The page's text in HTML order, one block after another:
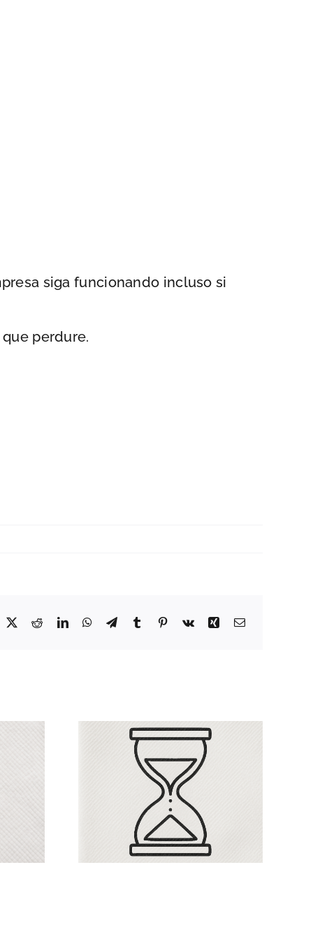
siga funcionando incluso si
perdure.
RedditLinkedInWhatsApp
TelegramTumblr Pinterest
Vk XingCorreo
que
A quién sumas y a
quién sueltas: la
decisión que
define tu cultura